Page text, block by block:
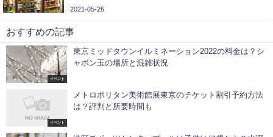
2021-05-26
おすすめの記事
イベント
東京ミッドタウンイルミネーション2022の料金は？シ
ャボン玉の場所と混雑状況
イベント
メトロポリタン美術館展東京のチケット割引予約方法
は？評判と所要時間も